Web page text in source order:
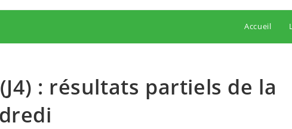
Accueil
: résultats partiels de la